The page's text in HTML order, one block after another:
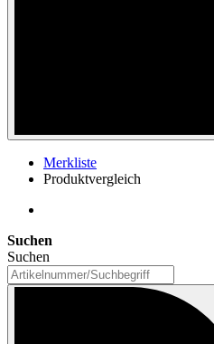
Merkliste
Produktvergleich
Suchen
Suchen